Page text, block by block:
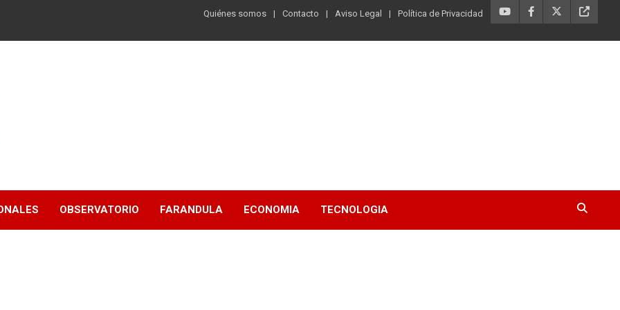
Quiénes somos Contacto Aviso Legal Política de Privacidad
OBSERVATORIO FARANDULA ECONOMIA TECNOLOGIA